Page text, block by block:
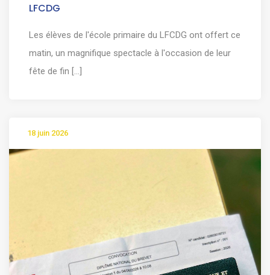
LFCDG
Les élèves de l'école primaire du LFCDG ont offert ce
matin, un magnifique spectacle à l'occasion de leur
fête de fin [...]
18 juin 2026